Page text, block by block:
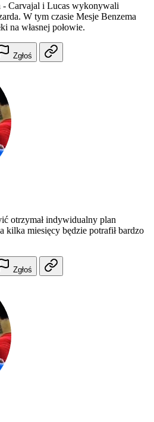
- Carvajal i Lucas wykonywali
W tym czasie Mesje Benzema
na własnej połowie.
Zgłoś
otrzymał indywidualny plan
kilka miesięcy będzie potrafił bardzo
Zgłoś